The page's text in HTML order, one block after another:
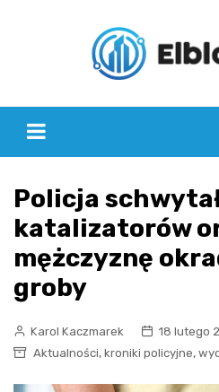
Policja
katalizatorów
mężczyznę
groby
Karol Kaczmarek
18 lutego
Aktualności, kroniki policyjne,